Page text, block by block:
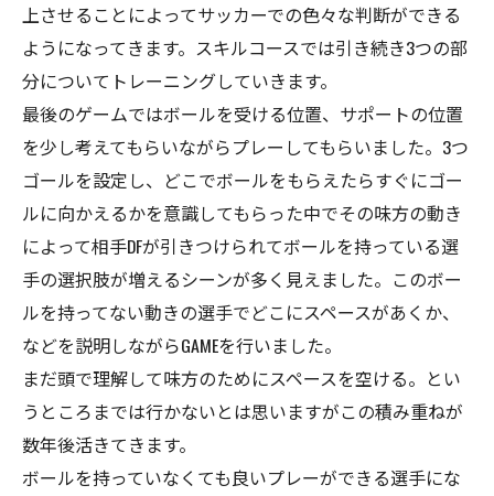
上させることによってサッカーでの色々な判断ができる
ようになってきます。スキルコースでは引き続き3つの部
分についてトレーニングしていきます。
最後のゲームではボールを受ける位置、サポートの位置
を少し考えてもらいながらプレーしてもらいました。3つ
ゴールを設定し、どこでボールをもらえたらすぐにゴー
ルに向かえるかを意識してもらった中でその味方の動き
によって相手DFが引きつけられてボールを持っている選
手の選択肢が増えるシーンが多く見えました。このボー
ルを持ってない動きの選手でどこにスペースがあくか、
などを説明しながらGAMEを行いました。
まだ頭で理解して味方のためにスペースを空ける。とい
うところまでは行かないとは思いますがこの積み重ねが
数年後活きてきます。
ボールを持っていなくても良いプレーができる選手にな